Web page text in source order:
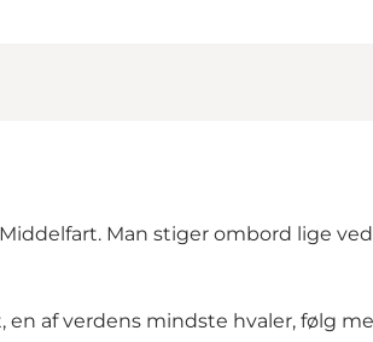
Man stiger ombord lige
af verdens mindste hvaler, følg